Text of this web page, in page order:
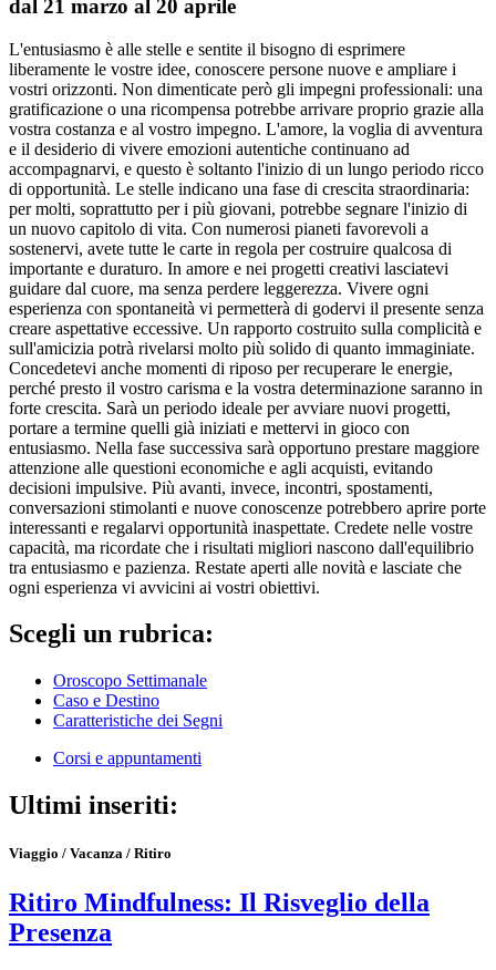
dal 21 marzo al 20 aprile
L'entusiasmo è alle stelle e sentite il bisogno di esprimere
liberamente le vostre idee, conoscere persone nuove e ampliare i
vostri orizzonti. Non dimenticate però gli impegni professionali: una
gratificazione o una ricompensa potrebbe arrivare proprio grazie alla
vostra costanza e al vostro impegno. L'amore, la voglia di avventura
e il desiderio di vivere emozioni autentiche continuano ad
accompagnarvi, e questo è soltanto l'inizio di un lungo periodo ricco
di opportunità. Le stelle indicano una fase di crescita straordinaria:
per molti, soprattutto per i più giovani, potrebbe segnare l'inizio di
un nuovo capitolo di vita. Con numerosi pianeti favorevoli a
sostenervi, avete tutte le carte in regola per costruire qualcosa di
importante e duraturo. In amore e nei progetti creativi lasciatevi
guidare dal cuore, ma senza perdere leggerezza. Vivere ogni
esperienza con spontaneità vi permetterà di godervi il presente senza
creare aspettative eccessive. Un rapporto costruito sulla complicità e
sull'amicizia potrà rivelarsi molto più solido di quanto immaginiate.
Concedetevi anche momenti di riposo per recuperare le energie,
perché presto il vostro carisma e la vostra determinazione saranno in
forte crescita. Sarà un periodo ideale per avviare nuovi progetti,
portare a termine quelli già iniziati e mettervi in gioco con
entusiasmo. Nella fase successiva sarà opportuno prestare maggiore
attenzione alle questioni economiche e agli acquisti, evitando
decisioni impulsive. Più avanti, invece, incontri, spostamenti,
conversazioni stimolanti e nuove conoscenze potrebbero aprire porte
interessanti e regalarvi opportunità inaspettate. Credete nelle vostre
capacità, ma ricordate che i risultati migliori nascono dall'equilibrio
tra entusiasmo e pazienza. Restate aperti alle novità e lasciate che
ogni esperienza vi avvicini ai vostri obiettivi.
Scegli un rubrica:
Oroscopo Settimanale
Caso e Destino
Caratteristiche dei Segni
Corsi e appuntamenti
Ultimi inseriti:
Viaggio / Vacanza / Ritiro
Ritiro Mindfulness: Il Risveglio della
Presenza